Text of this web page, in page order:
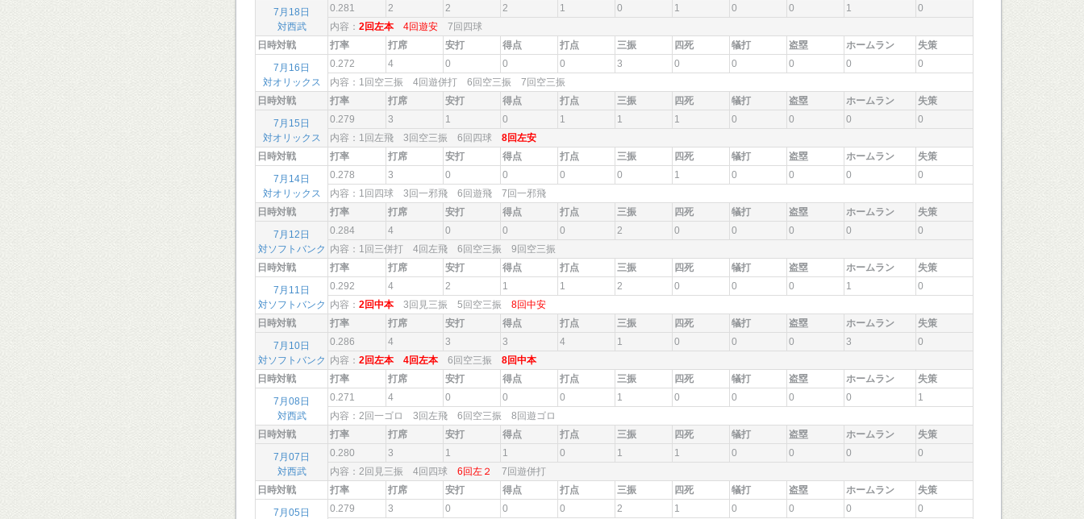
7月18日
対西武
0.281 2 2 2 1 0 1 0 0 1
0
内容： 2回左本 4回遊安 7回四球
日時対戦
打率 打席 安打 得点 打点 三振 四死 犠打 盗塁 ホームラン
失策
7月16日
対オリックス
0.272 4 0 0 0 3 0 0 0 0
0
内容：1回空三振 4回遊併打 6回空三振 7回空三振
日時対戦
打率 打席 安打 得点 打点 三振 四死 犠打 盗塁 ホームラン
失策
7月15日
対オリックス
0.279 3 1 0 1 1 1 0 0 0
0
内容：1回左飛 3回空三振 6回四球 8回左安
日時対戦
打率 打席 安打 得点 打点 三振 四死 犠打 盗塁 ホームラン
失策
7月14日
対オリックス
0.278 3 0 0 0 0 1 0 0 0
0
内容：1回四球 3回一邪飛 6回遊飛 7回一邪飛
日時対戦
打率 打席 安打 得点 打点 三振 四死 犠打 盗塁 ホームラン
失策
7月12日
対ソフトバンク
0.284 4 0 0 0 2 0 0 0 0
0
内容：1回三併打 4回左飛 6回空三振 9回空三振
日時対戦
打率 打席 安打 得点 打点 三振 四死 犠打 盗塁 ホームラン
失策
7月11日
対ソフトバンク
0.292 4 2 1 1 2 0 0 0 1
0
内容： 2回中本 3回見三振 5回空三振 8回中安
日時対戦
打率 打席 安打 得点 打点 三振 四死 犠打 盗塁 ホームラン
失策
7月10日
対ソフトバンク
0.286 4 3 3 4 1 0 0 0 3
0
内容： 2回左本 4回左本 6回空三振 8回中本
日時対戦
打率 打席 安打 得点 打点 三振 四死 犠打 盗塁 ホームラン
失策
7月08日
対西武
0.271 4 0 0 0 1 0 0 0 0
1
内容：2回一ゴロ 3回左飛 6回空三振 8回遊ゴロ
日時対戦
打率 打席 安打 得点 打点 三振 四死 犠打 盗塁 ホームラン
失策
7月07日
対西武
0.280 3 1 1 0 1 1 0 0 0
0
内容：2回見三振 4回四球 6回左２ 7回遊併打
日時対戦
打率 打席 安打 得点 打点 三振 四死 犠打 盗塁 ホームラン
失策
7月05日
0.279 3 0 0 0 2 1 0 0 0
0